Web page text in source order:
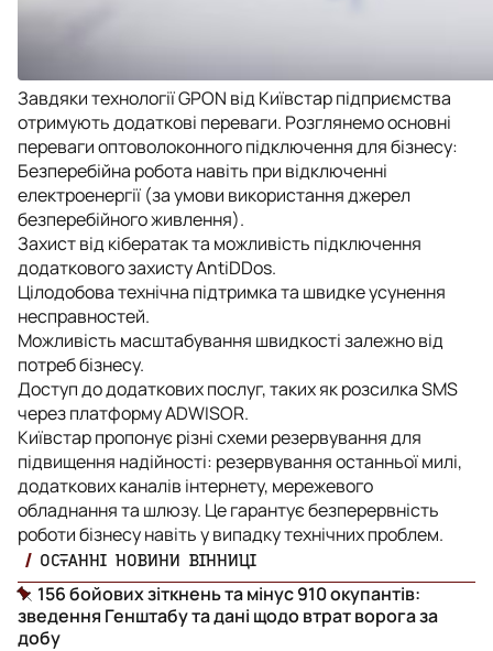
Завдяки технології GPON від Київстар підприємства
отримують додаткові переваги. Розглянемо основні
переваги оптоволоконного підключення для бізнесу:
Безперебійна робота навіть при відключенні
електроенергії (за умови використання джерел
безперебійного живлення).
Захист від кібератак та можливість підключення
додаткового захисту AntiDDos.
Цілодобова технічна підтримка та швидке усунення
несправностей.
Можливість масштабування швидкості залежно від
потреб бізнесу.
Доступ до додаткових послуг, таких як розсилка SMS
через платформу ADWISOR.
Київстар пропонує різні схеми резервування для
підвищення надійності: резервування останньої милі,
додаткових каналів інтернету, мережевого
обладнання та шлюзу. Це гарантує безперервність
роботи бізнесу навіть у випадку технічних проблем.
ОСТАННІ НОВИНИ ВІННИЦІ
156 бойових зіткнень та мінус 910 окупантів:
зведення Генштабу та дані щодо втрат ворога за
добу